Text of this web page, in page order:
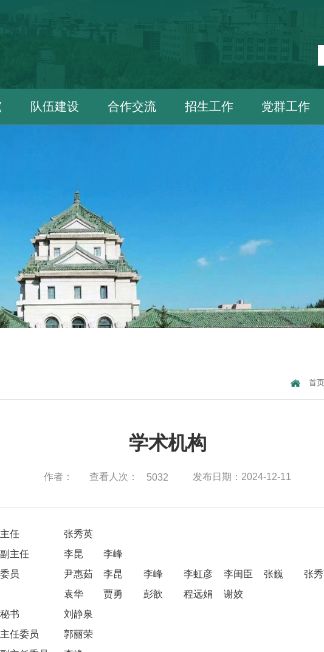
队伍建设 合作交流 招生工作 党群工作
首页
学术机构
作者： 查看人次： 5032 发布日期：2024-12-11
主任
张秀英
副主任
李昆
李峰
委员
尹惠茹 李昆 李峰 李虹彦 李闺臣 张巍 张
袁华
贾勇 彭歆 程远娟
谢姣
秘书
刘静泉
主任委员
郭丽荣